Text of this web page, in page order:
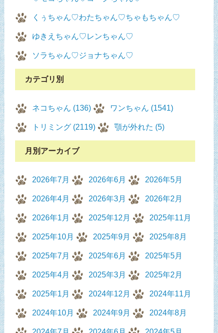
くぅちゃん♡わたちゃん♡ちゃもちゃん♡
ゆきえちゃん♡レンちゃん♡
ソラちゃん♡ジョナちゃん♡
カテゴリ別
ネコちゃん (136) ワンちゃん (1541)
トリミング (2119) 顎が外れた (5)
月別アーカイブ
2026年7月 2026年6月 2026年5月
2026年4月 2026年3月 2026年2月
2026年1月 2025年12月 2025年11月
2025年10月 2025年9月 2025年8月
2025年7月 2025年6月 2025年5月
2025年4月 2025年3月 2025年2月
2025年1月 2024年12月 2024年11月
2024年10月 2024年9月 2024年8月